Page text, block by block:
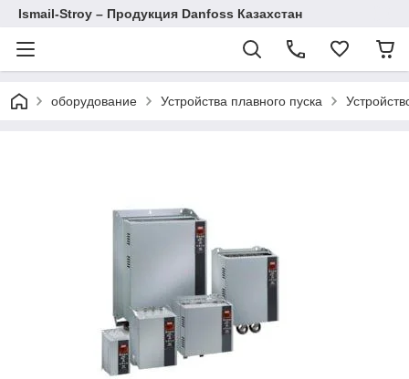
Ismail-Stroy – Продукция Danfoss Казахстан
оборудование Устройства плавного пуска